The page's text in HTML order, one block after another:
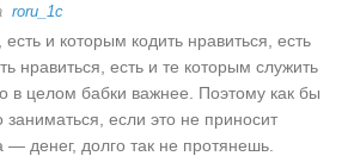
roru_1c
есть и которым кодить нравиться, есть
нравиться, есть и те которым служить
в целом бабки важнее. Поэтому как бы
заниматься, если это не приносит
денег, долго так не протянешь.